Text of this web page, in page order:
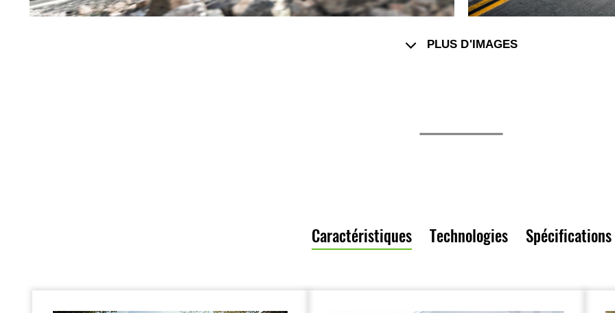
PLUS D'IMAGES
Caractéristiques Technologies Spécifications